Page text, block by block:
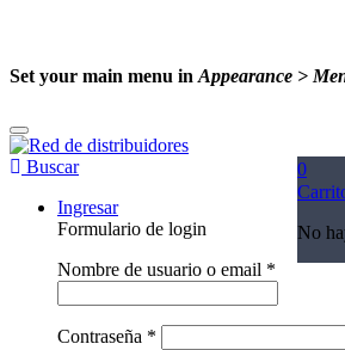
Set your main menu in Appearance >
0
No
Buscar
Ingresar
Formulario de login
Nombre de usuario o email *
Contraseña *